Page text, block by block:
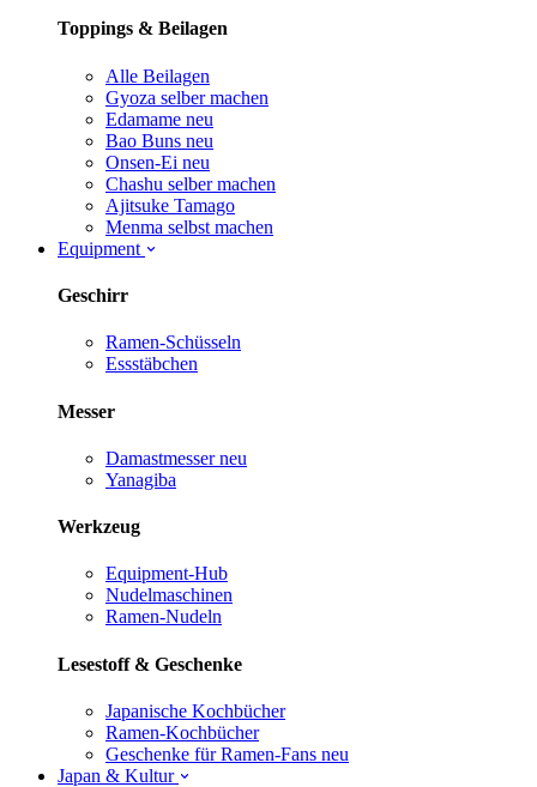
Toppings & Beilagen
Alle Beilagen
Gyoza selber machen
Edamame neu
Bao Buns neu
Onsen-Ei neu
Chashu selber machen
Ajitsuke Tamago
Menma selbst machen
Equipment
Geschirr
Ramen-Schüsseln
Essstäbchen
Messer
Damastmesser neu
Yanagiba
Werkzeug
Equipment-Hub
Nudelmaschinen
Ramen-Nudeln
Lesestoff & Geschenke
Japanische Kochbücher
Ramen-Kochbücher
Geschenke für Ramen-Fans neu
Japan & Kultur